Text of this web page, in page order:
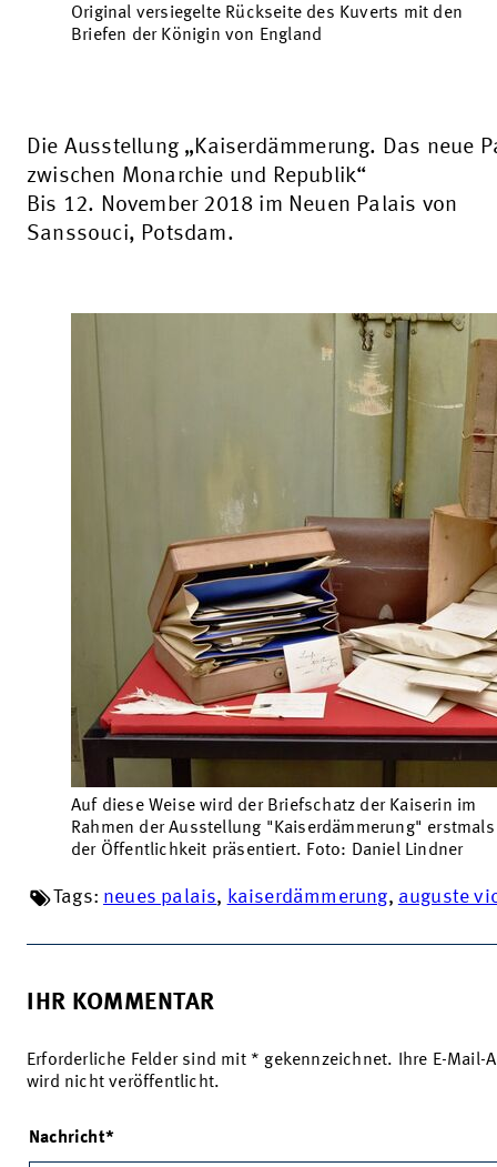
Original versiegelte Rückseite des Kuverts mit den
Briefen der Königin von England
Die Ausstellung „Kaiserdämmerung. Das neue
zwischen Monarchie und Republik“
Bis 12. November 2018 im Neuen Palais von
Sanssouci, Potsdam.
Auf diese Weise wird der Briefschatz der Kaiserin im
Rahmen der Ausstellung "Kaiserdämmerung" erstmals
der Öffentlichkeit präsentiert. Foto: Daniel Lindner
Tags: neues palais, kaiserdämmerung, auguste
IHR KOMMENTAR
Erforderliche Felder sind mit * gekennzeichnet. Ihre E-Mail-
wird nicht veröffentlicht.
Nachricht